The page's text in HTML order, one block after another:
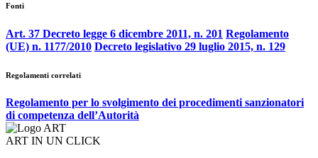
Fonti
Art. 37 Decreto legge 6 dicembre 2011, n. 201 Regolamento
(UE) n. 1177/2010 Decreto legislativo 29 luglio 2015, n. 129
Regolamenti correlati
Regolamento per lo svolgimento dei procedimenti sanzionatori
di competenza dell’Autorità
ART IN UN CLICK